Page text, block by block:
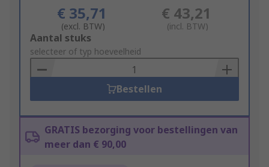
€ 35,71
(excl. BTW)
€ 43,21
(incl. BTW)
Add
to
Basket
Aantal stuks
selecteer of typ hoeveelheid
Bestellen
GRATIS bezorging voor bestellingen van
meer dan € 90,00